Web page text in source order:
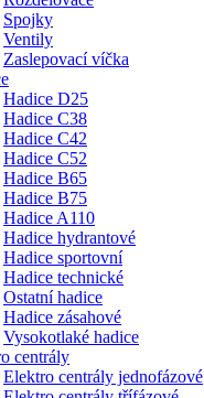
Spojky
Ventily
Zaslepovací víčka
Hadice D25
Hadice C38
Hadice C42
Hadice C52
Hadice B65
Hadice B75
Hadice A110
Hadice hydrantové
Hadice sportovní
Hadice technické
Ostatní hadice
Hadice zásahové
Vysokotlaké hadice
centrály
Elektro centrály jednofázové